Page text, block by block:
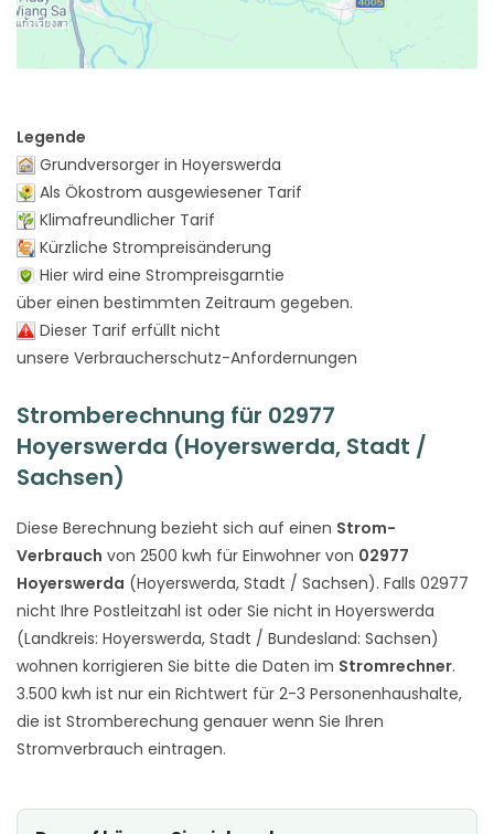
Legende
Grundversorger in Hoyerswerda
Als Ökostrom ausgewiesener Tarif
Klimafreundlicher Tarif
Kürzliche Strompreisänderung
Hier wird eine Strompreisgarntie
über einen bestimmten Zeitraum gegeben.
Dieser Tarif erfüllt nicht
unsere Verbraucherschutz-Anfordernungen
Stromberechnung für 02977
Hoyerswerda (Hoyerswerda, Stadt /
Sachsen)
Diese Berechnung bezieht sich auf einen Strom-
Verbrauch von 2500 kwh für Einwohner von 02977
Hoyerswerda (Hoyerswerda, Stadt / Sachsen). Falls 02977
nicht Ihre Postleitzahl ist oder Sie nicht in Hoyerswerda
(Landkreis: Hoyerswerda, Stadt / Bundesland: Sachsen)
wohnen korrigieren Sie bitte die Daten im Stromrechner.
3.500 kwh ist nur ein Richtwert für 2-3 Personenhaushalte,
die ist Stromberechung genauer wenn Sie Ihren
Stromverbrauch eintragen.